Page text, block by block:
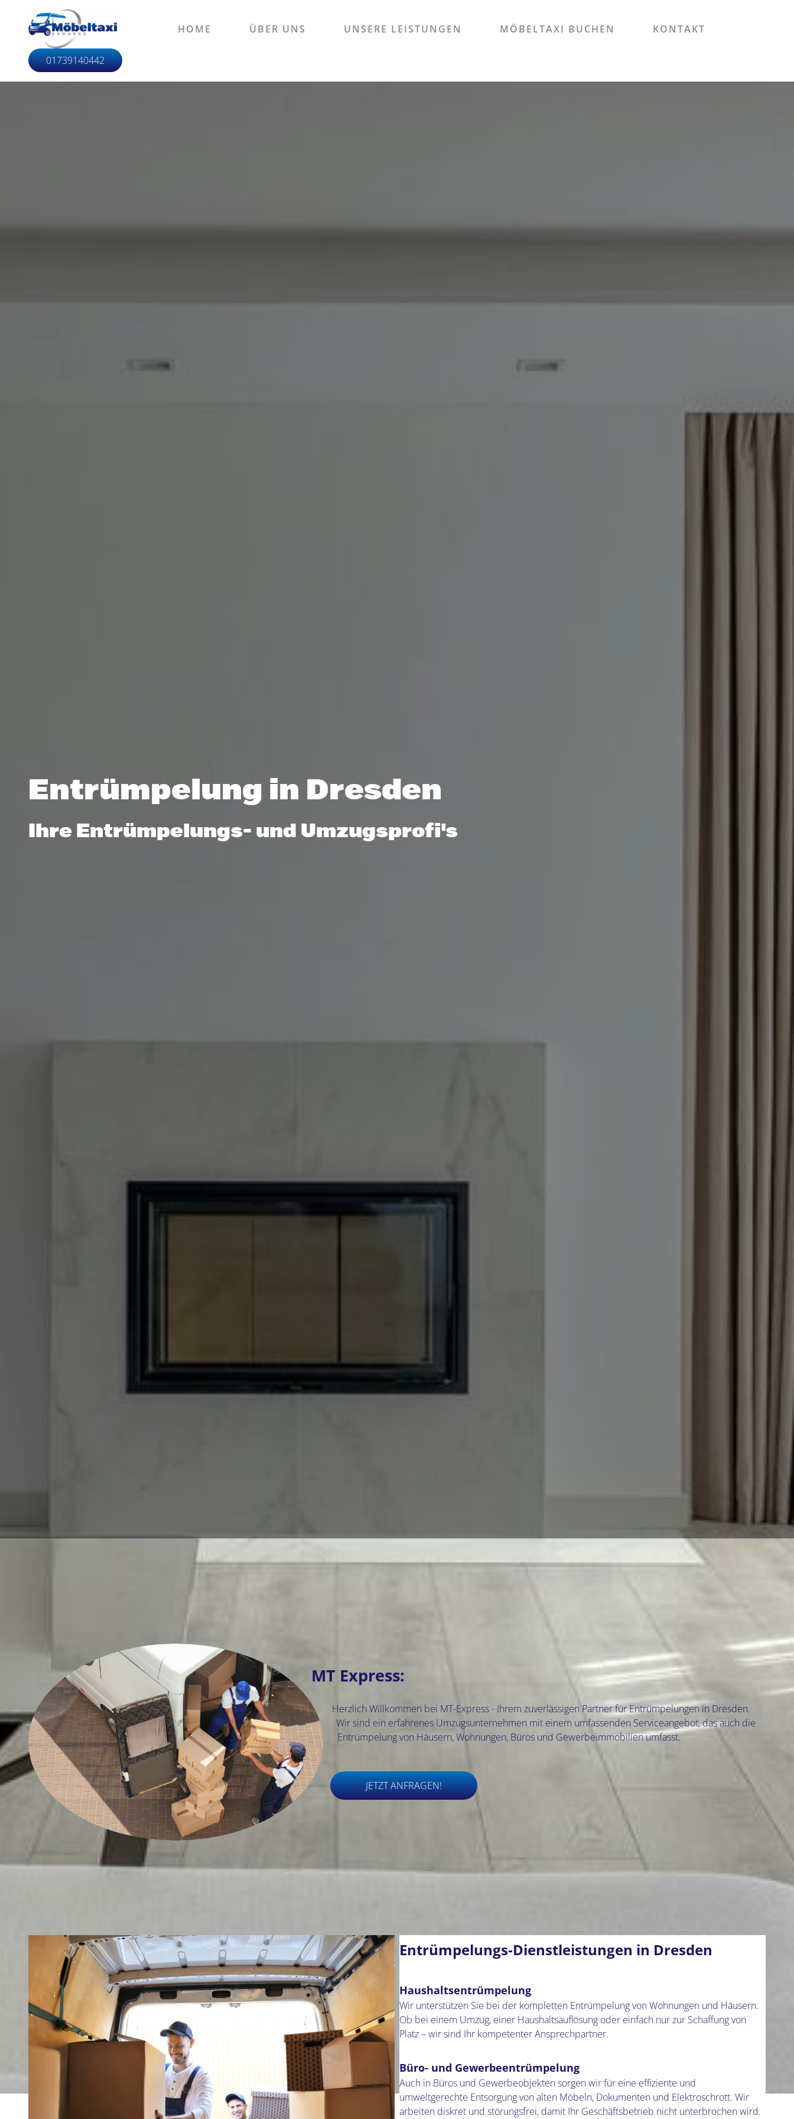
HOME ÜBER UNS UNSERE LEISTUNGEN MÖBELTAXI BUCHEN KONTAKT
01739140442
Entrümpelung in Dresden
Ihre Entrümpelungs- und Umzugsprofi's
Entrümpelung in Dresden - Professionell und Zuverlässig mit MT-Express
MT Express:
Herzlich Willkommen bei MT-Express - Ihrem zuverlässigen Partner für Entrümpelungen in Dresden.
Wir sind ein erfahrenes Umzugsunternehmen mit einem umfassenden Serviceangebot, das auch die
Entrümpelung von Häusern, Wohnungen, Büros und Gewerbeimmobilien umfasst.
JETZT ANFRAGEN!
Entrümpelungs-Dienstleistungen in Dresden
Haushaltsentrümpelung
Wir unterstützen Sie bei der kompletten Entrümpelung von Wohnungen und Häusern.
Ob bei einem Umzug, einer Haushaltsauflösung oder einfach nur zur Schaffung von
Platz – wir sind Ihr kompetenter Ansprechpartner.
Büro- und Gewerbeentrümpelung
Auch in Büros und Gewerbeobjekten sorgen wir für eine effiziente und
umweltgerechte Entsorgung von alten Möbeln, Dokumenten und Elektroschrott. Wir
arbeiten diskret und störungsfrei, damit Ihr Geschäftsbetrieb nicht unterbrochen wird.